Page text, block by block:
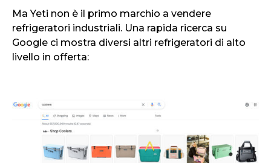
Ma Yeti non è il primo marchio a vendere
refrigeratori industriali. Una rapida ricerca su
Google ci mostra diversi altri refrigeratori di alto
livello in offerta: